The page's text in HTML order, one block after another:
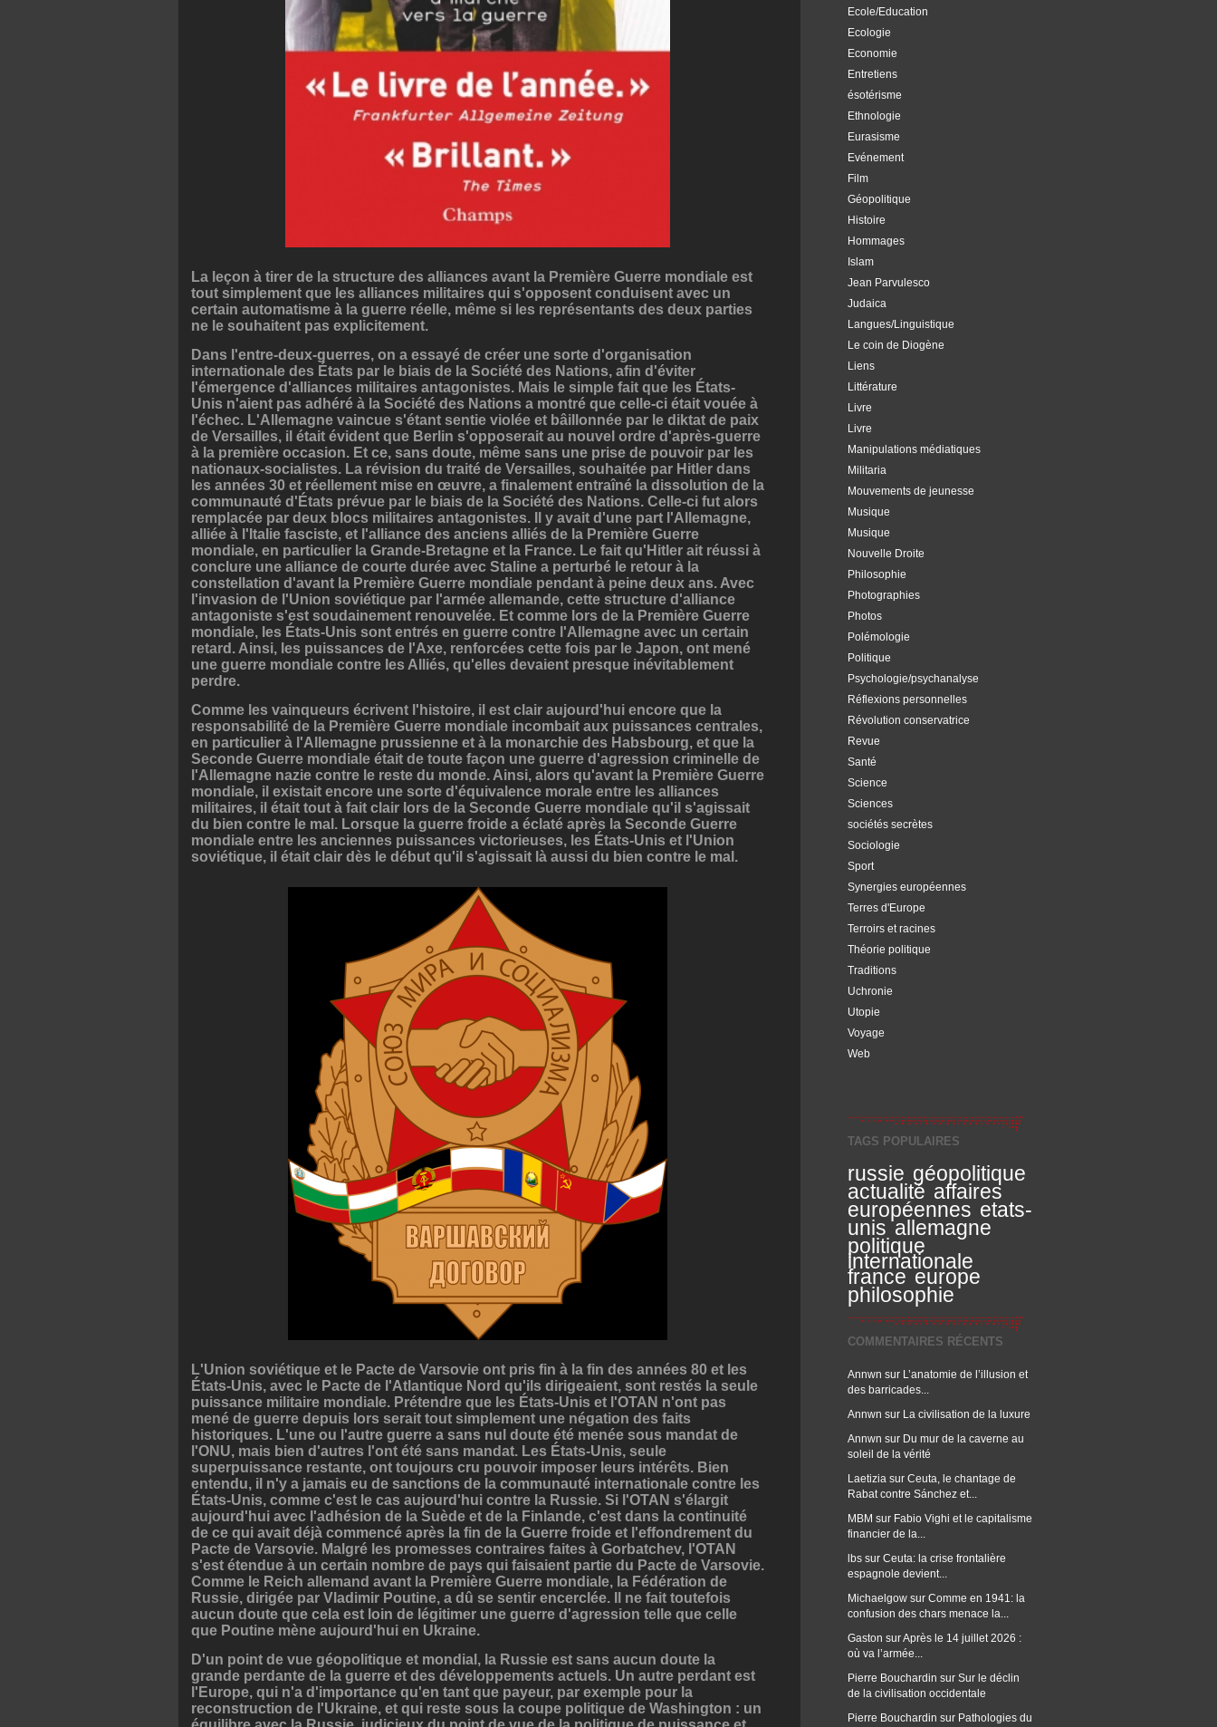
Ecole/Education
Ecologie
Economie
Entretiens
ésotérisme
Ethnologie
Eurasisme
Evénement
Film
Géopolitique
Histoire
Hommages
Islam
Jean Parvulesco
Judaica
Langues/Linguistique
Le coin de Diogène
Liens
Littérature
Livre
Livre
Manipulations médiatiques
Militaria
Mouvements de jeunesse
Musique
Musique
Nouvelle Droite
Philosophie
Photographies
Photos
Polémologie
Politique
Psychologie/psychanalyse
Réflexions personnelles
Révolution conservatrice
Revue
Santé
Science
Sciences
sociétés secrètes
Sociologie
Sport
Synergies européennes
Terres d'Europe
Terroirs et racines
Théorie politique
Traditions
Uchronie
Utopie
Voyage
Web
TAGS POPULAIRES
russie géopolitique
actualité affaires
européennes etats-
unis allemagne
politique
internationale
france europe
philosophie
COMMENTAIRES RÉCENTS
Annwn sur L’anatomie de l’illusion et
des barricades...
Annwn sur La civilisation de la luxure
Annwn sur Du mur de la caverne au
soleil de la vérité
Laetizia sur Ceuta, le chantage de
Rabat contre Sánchez et...
MBM sur Fabio Vighi et le capitalisme
financier de la...
lbs sur Ceuta: la crise frontalière
espagnole devient...
Michaelgow sur Comme en 1941: la
confusion des chars menace la...
Gaston surAprès le 14 juillet 2026 :
où va l’armée...
Pierre Bouchardin sur Sur le déclin
de la civilisation occidentale
Pierre Bouchardin sur Pathologies du
La leçon à tirer de la structure des alliances avant la Première Guerre mondiale est
tout simplement que les alliances militaires qui s'opposent conduisent avec un
certain automatisme à la guerre réelle, même si les représentants des deux parties
ne le souhaitent pas explicitement.
Dans l'entre-deux-guerres, on a essayé de créer une sorte d'organisation
internationale des États par le biais de la Société des Nations, afin d'éviter
l'émergence d'alliances militaires antagonistes. Mais le simple fait que les États-
Unis n'aient pas adhéré à la Société des Nations a montré que celle-ci était vouée à
l'échec. L'Allemagne vaincue s'étant sentie violée et bâillonnée par le diktat de paix
de Versailles, il était évident que Berlin s'opposerait au nouvel ordre d'après-guerre
à la première occasion. Et ce, sans doute, même sans une prise de pouvoir par les
nationaux-socialistes. La révision du traité de Versailles, souhaitée par Hitler dans
les années 30 et réellement mise en œuvre, a finalement entraîné la dissolution de la
communauté d'États prévue par le biais de la Société des Nations. Celle-ci fut alors
remplacée par deux blocs militaires antagonistes. Il y avait d'une part l'Allemagne,
alliée à l'Italie fasciste, et l'alliance des anciens alliés de la Première Guerre
mondiale, en particulier la Grande-Bretagne et la France. Le fait qu'Hitler ait réussi à
conclure une alliance de courte durée avec Staline a perturbé le retour à la
constellation d'avant la Première Guerre mondiale pendant à peine deux ans. Avec
l'invasion de l'Union soviétique par l'armée allemande, cette structure d'alliance
antagoniste s'est soudainement renouvelée. Et comme lors de la Première Guerre
mondiale, les États-Unis sont entrés en guerre contre l'Allemagne avec un certain
retard. Ainsi, les puissances de l'Axe, renforcées cette fois par le Japon, ont mené
une guerre mondiale contre les Alliés, qu'elles devaient presque inévitablement
perdre.
Comme les vainqueurs écrivent l'histoire, il est clair aujourd'hui encore que la
responsabilité de la Première Guerre mondiale incombait aux puissances centrales,
en particulier à l'Allemagne prussienne et à la monarchie des Habsbourg, et que la
Seconde Guerre mondiale était de toute façon une guerre d'agression criminelle de
l'Allemagne nazie contre le reste du monde. Ainsi, alors qu'avant la Première Guerre
mondiale, il existait encore une sorte d'équivalence morale entre les alliances
militaires, il était tout à fait clair lors de la Seconde Guerre mondiale qu'il s'agissait
du bien contre le mal. Lorsque la guerre froide a éclaté après la Seconde Guerre
mondiale entre les anciennes puissances victorieuses, les États-Unis et l'Union
soviétique, il était clair dès le début qu'il s'agissait là aussi du bien contre le mal.
L'Union soviétique et le Pacte de Varsovie ont pris fin à la fin des années 80 et les
États-Unis, avec le Pacte de l'Atlantique Nord qu'ils dirigeaient, sont restés la seule
puissance militaire mondiale. Prétendre que les États-Unis et l'OTAN n'ont pas
mené de guerre depuis lors serait tout simplement une négation des faits
historiques. L'une ou l'autre guerre a sans nul doute été menée sous mandat de
l'ONU, mais bien d'autres l'ont été sans mandat. Les États-Unis, seule
superpuissance restante, ont toujours cru pouvoir imposer leurs intérêts. Bien
entendu, il n'y a jamais eu de sanctions de la communauté internationale contre les
États-Unis, comme c'est le cas aujourd'hui contre la Russie. Si l'OTAN s'élargit
aujourd'hui avec l'adhésion de la Suède et de la Finlande, c'est dans la continuité
de ce qui avait déjà commencé après la fin de la Guerre froide et l'effondrement du
Pacte de Varsovie. Malgré les promesses contraires faites à Gorbatchev, l'OTAN
s'est étendue à un certain nombre de pays qui faisaient partie du Pacte de Varsovie.
Comme le Reich allemand avant la Première Guerre mondiale, la Fédération de
Russie, dirigée par Vladimir Poutine, a dû se sentir encerclée. Il ne fait toutefois
aucun doute que cela est loin de légitimer une guerre d'agression telle que celle
que Poutine mène aujourd'hui en Ukraine.
D'un point de vue géopolitique et mondial, la Russie est sans aucun doute la
grande perdante de la guerre et des développements actuels. Un autre perdant est
l'Europe, qui n'a d'importance qu'en tant que payeur, par exemple pour la
reconstruction de l'Ukraine, et qui reste sous la coupe politique de Washington : un